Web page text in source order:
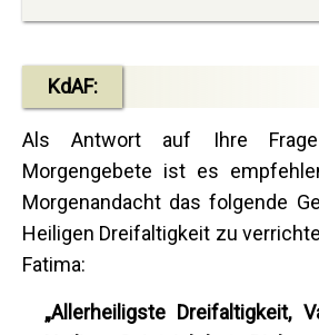
KdAF:
Als Antwort auf Ihre
Morgengebete ist es
Morgenandacht das folgende
Heiligen Dreifaltigkeit zu
Fatima:
„Allerheiligste Dreifaltigkeit,